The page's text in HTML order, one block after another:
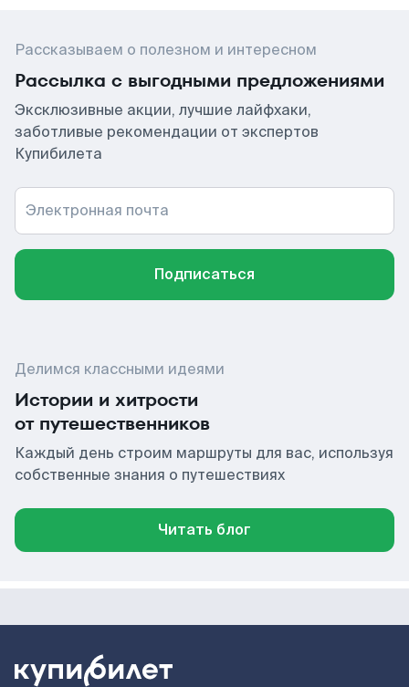
Рассказываем о полезном и интересном
Рассылка с выгодными предложениями
Эксклюзивные акции, лучшие лайфхаки,
заботливые рекомендации от экспертов
Купибилета
Электронная почта
Подписаться
Делимся классными идеями
Истории и хитрости
от путешественников
Каждый день строим маршруты для вас, используя
собственные знания о путешествиях
Читать блог